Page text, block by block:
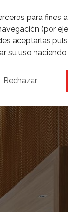
para fines
(por
aceptarlas
su uso haciendo
Rechazar